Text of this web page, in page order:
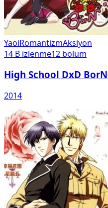
YaoiRomantizmAksiyon
14 B izlenme12 bölüm
High School DxD BorN
2014